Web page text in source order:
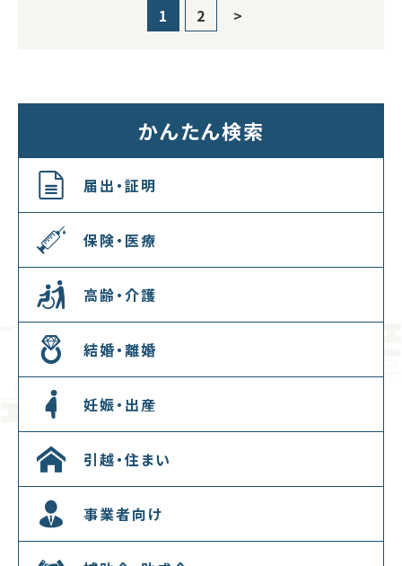
1 2 >
かんたん検索
届出・証明
保険・医療
高齢・介護
結婚・離婚
妊娠・出産
引越・住まい
事業者向け